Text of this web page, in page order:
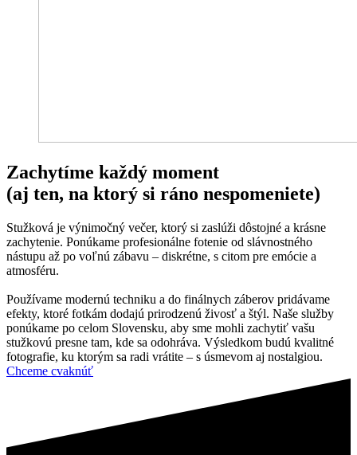
Zachytíme každý moment
(aj ten, na ktorý si ráno nespomeniete)
Stužková je výnimočný večer, ktorý si zaslúži dôstojné a krásne
zachytenie. Ponúkame profesionálne fotenie od slávnostného
nástupu až po voľnú zábavu – diskrétne, s citom pre emócie a
atmosféru.
Používame modernú techniku a do finálnych záberov pridávame
efekty, ktoré fotkám dodajú prirodzenú živosť a štýl. Naše služby
ponúkame po celom Slovensku, aby sme mohli zachytiť vašu
stužkovú presne tam, kde sa odohráva. Výsledkom budú kvalitné
fotografie, ku ktorým sa radi vrátite – s úsmevom aj nostalgiou.
Chceme cvaknúť